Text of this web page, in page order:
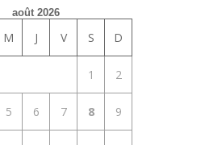
août 2026
M J V S D
1 2
5 6 7 8 9